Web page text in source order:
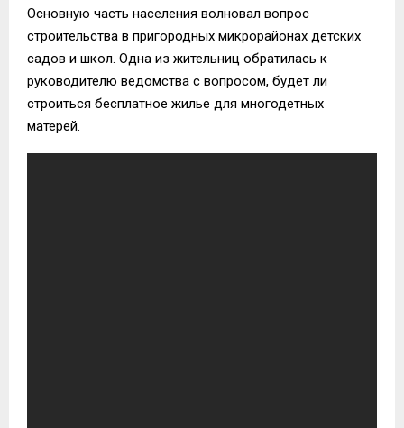
Основную часть населения волновал вопрос
строительства в пригородных микрорайонах детских
садов и школ. Одна из жительниц обратилась к
руководителю ведомства с вопросом, будет ли
строиться бесплатное жилье для многодетных
матерей.